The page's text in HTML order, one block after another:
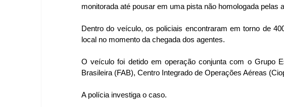
monitorada até pousar em uma pista não homologada pelas
Dentro do veículo, os policiais encontraram em torno de
local no momento da chegada dos agentes.
O veículo foi detido em operação conjunta com o Grupo
Brasileira (FAB), Centro Integrado de Operações Aéreas
A polícia investiga o caso.